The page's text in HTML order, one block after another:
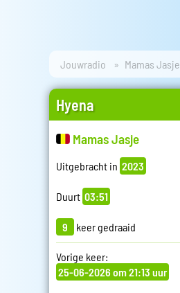
Jouwradio Mamas Jasje
Hyena
Mamas Jasje
Uitgebracht in 2023
Duurt 03:51
9 keer gedraaid
Vorige keer:
25-06-2026 om 21:13 uur